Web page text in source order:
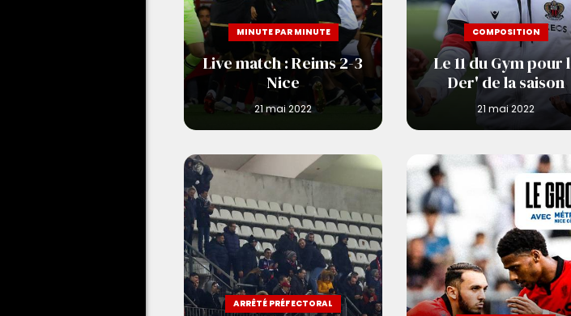
MINUTE PAR MINUTE
Live match : Reims 2-3
Nice
COMPOSITION
Le 11 du Gym pour
Der' de la saison
ARRÊTÉ PRÉFECTORAL